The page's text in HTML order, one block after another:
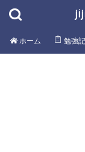
ホーム 勉強